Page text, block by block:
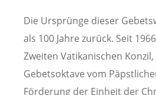
Die Ursprünge dieser
als 100 Jahre zurück. Seit
Zweiten Vatikanischen
Gebetsoktave vom
Förderung der Einheit der